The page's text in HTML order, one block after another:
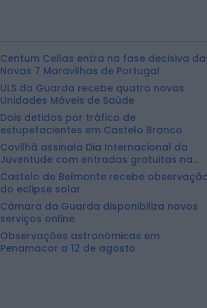
Centum Cellas entra na fase decisiva
Novas 7 Maravilhas de Portugal
ULS da Guarda recebe quatro novas
Unidades Móveis de Saúde
Dois detidos por tráfico de
estupefacientes em Castelo Branco
Covilhã assinala Dia Internacional da
Juventude com entradas gratuitas na
Piscina Praia
Castelo de Belmonte recebe
do eclipse solar
Câmara da Guarda disponibiliza novos
serviços online
Observações astronómicas em
Penamacor a 12 de agosto